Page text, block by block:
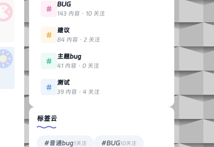
BUG
143 内容 · 10 关注
建议
84 内容 · 2 关注
主题bug
41 内容 · 0 关注
测试
39 内容 · 4 关注
标签云
#普通bug1关注 #BUG10关注